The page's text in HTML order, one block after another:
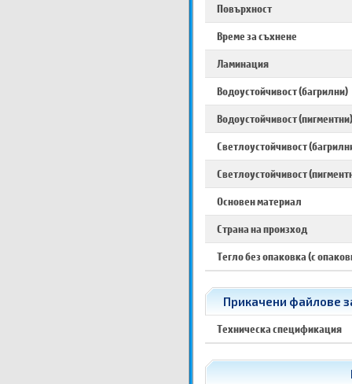
Повърхност
Време за съхнене
Ламинация
Водоустойчивост (багрилни)
Водоустойчивост (пигментни)
Светлоустойчивост
Светлоустойчивост
Основен материал
Страна на произход
Тегло без опаковка (с
Прикачени файлове
Техническа спецификация